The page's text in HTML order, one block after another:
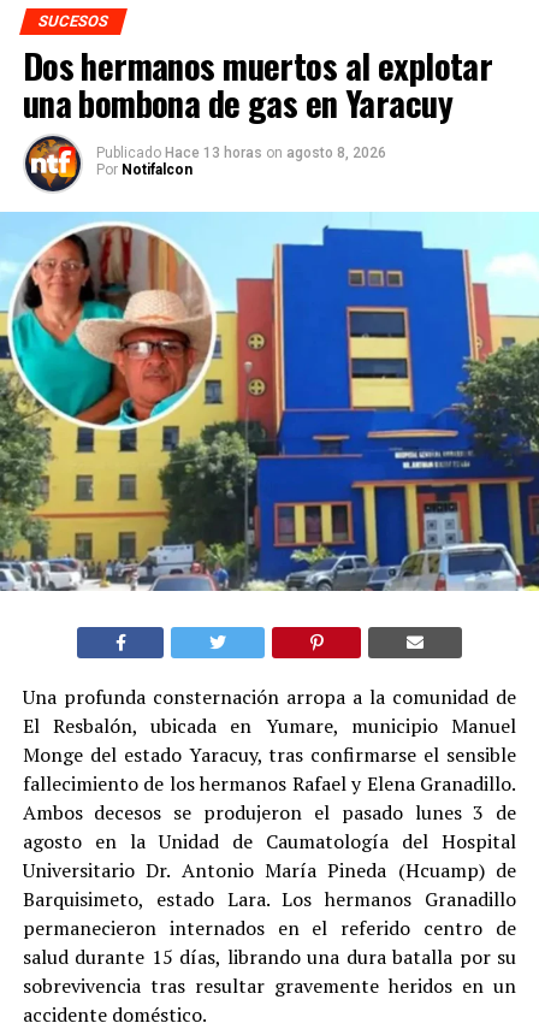
SUCESOS
Dos hermanos muertos al explotar
una bombona de gas en Yaracuy
Publicado Hace 13 horas on agosto 8, 2026
Por Notifalcon
Una profunda consternación arropa a la comunidad de
El Resbalón, ubicada en Yumare, municipio Manuel
Monge del estado Yaracuy, tras confirmarse el sensible
fallecimiento de los hermanos Rafael y Elena Granadillo.
Ambos decesos se produjeron el pasado lunes 3 de
agosto en la Unidad de Caumatología del Hospital
Universitario Dr. Antonio María Pineda (Hcuamp) de
Barquisimeto, estado Lara. Los hermanos Granadillo
permanecieron internados en el referido centro de
salud durante 15 días, librando una dura batalla por su
sobrevivencia tras resultar gravemente heridos en un
accidente doméstico.